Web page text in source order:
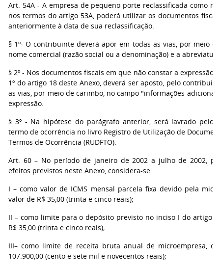
Art. 54A - A empresa de pequeno porte reclassificada como
nos termos do artigo 53A, poderá utilizar os documentos
anteriormente à data de sua reclassificação.
§ 1º- O contribuinte deverá apor em todas as vias, por meio
nome comercial (razão social ou a denominação) e a
§ 2º - Nos documentos fiscais em que não constar a expressão
1º do artigo 18 deste Anexo, deverá ser aposto, pelo
as vias, por meio de carimbo, no campo "informações
expressão.
§ 3º - Na hipótese do parágrafo anterior, será lavrado pelo
termo de ocorrência no livro Registro de Utilização de
Termos de Ocorrência (RUDFTO).
Art. 60 – No período de janeiro de 2002 a julho de 2002,
efeitos previstos neste Anexo, considera-se:
I – como valor de ICMS mensal parcela fixa devido pela
valor de R$ 35,00 (trinta e cinco reais);
II – como limite para o depósito previsto no inciso I do artigo
R$ 35,00 (trinta e cinco reais);
III– como limite de receita bruta anual de microempresa, o
107.900,00 (cento e sete mil e novecentos reais);